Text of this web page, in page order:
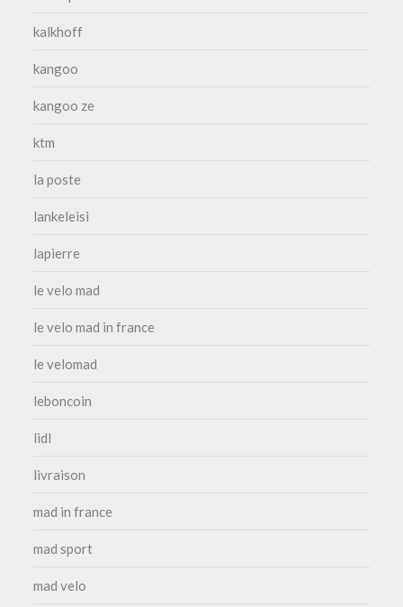
kalkhoff
kangoo
kangoo ze
ktm
la poste
lankeleisi
lapierre
le velo mad
le velo mad in france
le velomad
leboncoin
lidl
livraison
mad in france
mad sport
mad velo